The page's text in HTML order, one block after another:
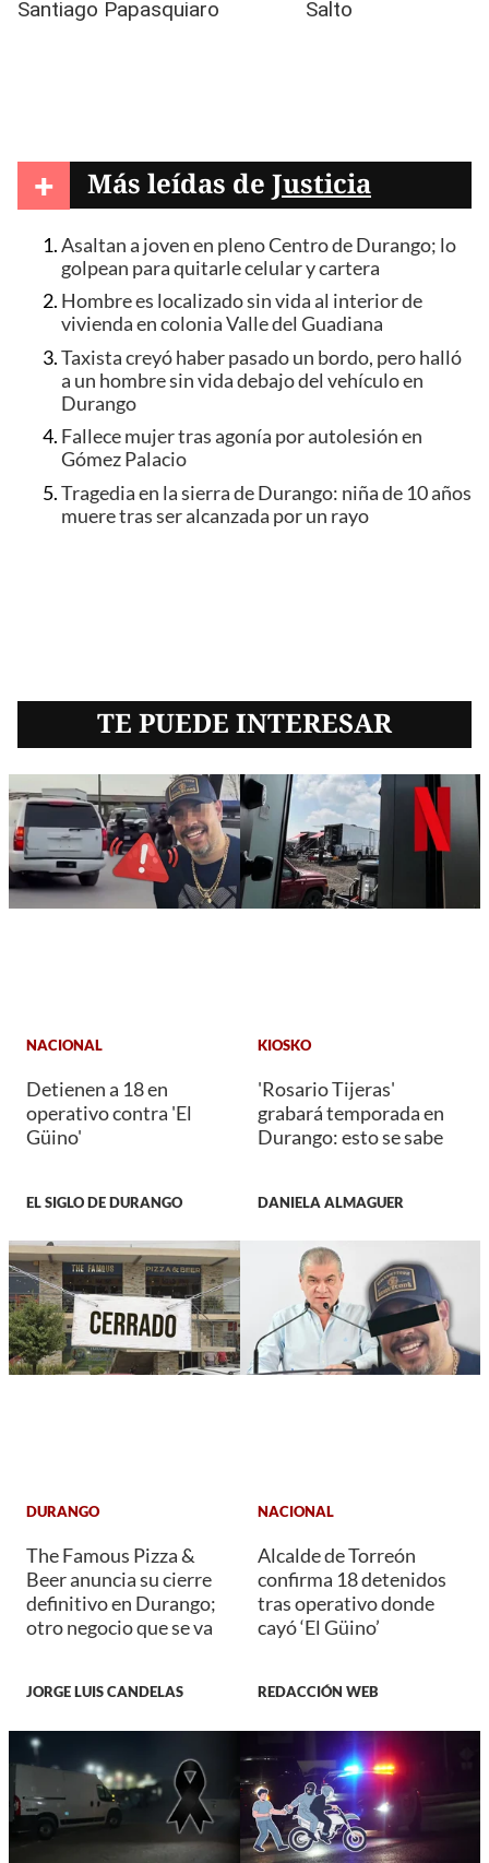
+ Más leídas de Justicia
Asaltan a joven en pleno Centro de Durango; lo
golpean para quitarle celular y cartera
Hombre es localizado sin vida al interior de
vivienda en colonia Valle del Guadiana
Taxista creyó haber pasado un bordo, pero halló
a un hombre sin vida debajo del vehículo en
Durango
Fallece mujer tras agonía por autolesión en
Gómez Palacio
Tragedia en la sierra de Durango: niña de 10 años
muere tras ser alcanzada por un rayo
TE PUEDE INTERESAR
NACIONAL
Detienen a 18 en
operativo contra 'El
Güino'
EL SIGLO DE DURANGO
KIOSKO
'Rosario Tijeras'
grabará temporada en
Durango: esto se sabe
DANIELA ALMAGUER
DURANGO
The Famous Pizza &
Beer anuncia su cierre
definitivo en Durango;
otro negocio que se va
JORGE LUIS CANDELAS
NACIONAL
Alcalde de Torreón
confirma 18 detenidos
tras operativo donde
cayó ‘El Güino’
REDACCIÓN WEB